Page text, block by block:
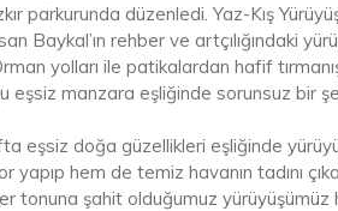
parkurunda düzenledi. Yaz-Kış
rehber ve artçılığındaki
yolları ile patikalardan hafif
eşsiz manzara eşliğinde sorunsuz bir
eşsiz doğa güzellikleri eşliğinde
hem de temiz havanın tadını
tonuna şahit olduğumuz yürüyüşümüz